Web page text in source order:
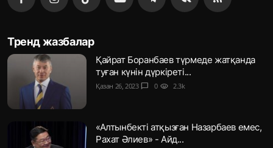
Тренд жазбалар
Қайрат Боранбаев түрмеде жатқанда
туған күнін дүркіреті...
Қазан 26, 2023 chat_bubble 0 visibility 2.3k
«Алтынбекті атқызған Назарбаев емес,
Рахат Әлиев» - Айд...